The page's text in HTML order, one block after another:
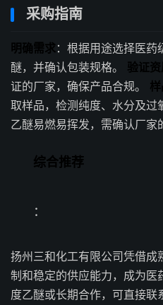
采购指南
明确需求：根据用途选择医
醚，并确认包装规格。 验证
证的厂家，确保产品合规。
取样品，检测纯度、水分及过
乙醚易燃易挥发，需确认厂家
综合推荐
：
扬州三和化工有限公司凭借
制和稳定的供应能力，成为
度乙醚或长期合作，可直接联